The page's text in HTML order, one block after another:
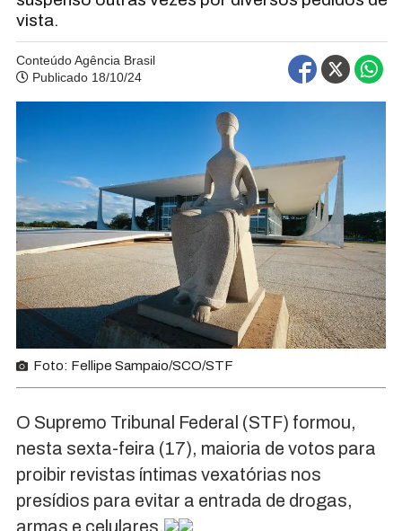
vista.
Conteúdo Agência Brasil
Publicado 18/10/24
Foto: Fellipe Sampaio/SCO/STF
O Supremo Tribunal Federal (STF) formou,
nesta sexta-feira (17), maioria de votos para
proibir revistas íntimas vexatórias nos
presídios para evitar a entrada de drogas,
armas e celulares.